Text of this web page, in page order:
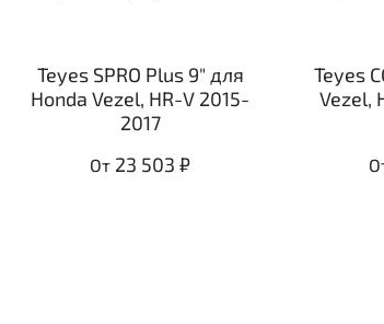
Teyes SPRO Plus 9" для
Honda Vezel, HR-V 2015-
2017
От 23 503 ₽
Teyes
Vezel,